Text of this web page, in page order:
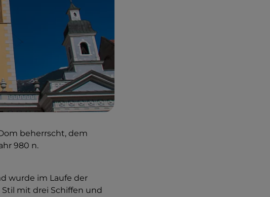
beherrscht, dem
980 n.
wurde im Laufe der
mit drei Schiffen und